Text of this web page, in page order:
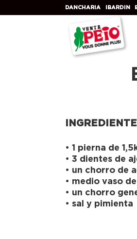
DANCHARIA IBARDIN
• 1 pierna de
• 3 dientes de
• un chorro de
• medio vaso
• un chorro
• sal y pimienta